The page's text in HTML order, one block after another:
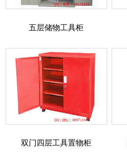
五层储物工具柜
双门四层工具置物柜